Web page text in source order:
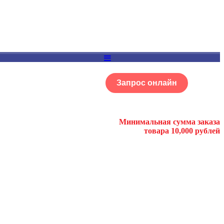
Запрос онлайн
Минимальная сумма заказа
товара 10,000 рублей